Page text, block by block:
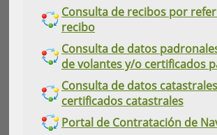
Consulta de recibos por
recibo
Consulta de datos
de volantes y/o certificados
Consulta de datos
certificados catastrales
Portal de Contratación de